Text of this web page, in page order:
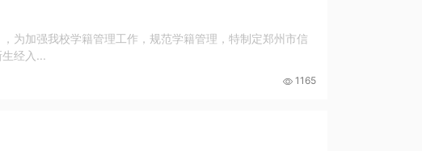
为加强我校学籍管理工作，规范学籍管理，特制定郑州市信
经入...
1165